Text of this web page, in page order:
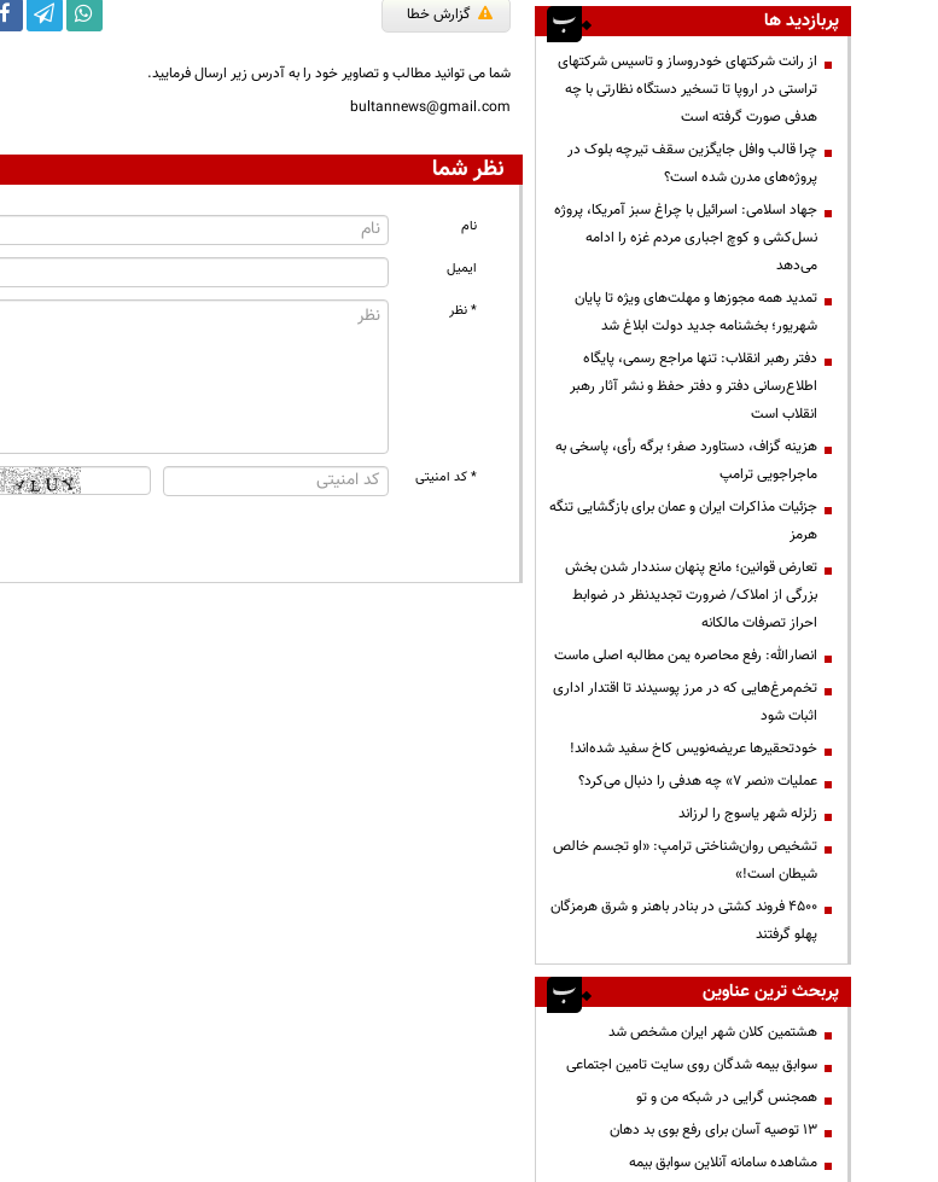
گزارش خطا
شما می توانید مطالب و تصاویر خود را به آدرس زیر ارسال فرمایید.
bultannews@gmail.com
نظر شما
نام
ایمیل
* نظر
* کد امنیتی
پربازدید ها
از رانت‌ شرکتهای خودروساز و تاسیس شرکتهای
تراستی در اروپا تا تسخیر دستگاه نظارتی با چه
هدفی صورت گرفته است
چرا قالب وافل جایگزین سقف تیرچه بلوک در
پروژه‌های مدرن شده است؟
جهاد اسلامی: اسرائیل با چراغ سبز آمریکا، پروژه
نسل‌کشی و کوچ اجباری مردم غزه را ادامه
می‌دهد
تمدید همه مجوزها و مهلت‌های ویژه تا پایان
شهریور؛ بخشنامه جدید دولت ابلاغ شد
دفتر رهبر انقلاب: تنها مراجع رسمی، پایگاه
اطلاع‌رسانی دفتر و دفتر حفظ و نشر آثار رهبر
انقلاب است
هزینه گزاف، دستاورد صفر؛ برگه رأی، پاسخی به
ماجراجویی ترامپ
جزئیات مذاکرات ایران و عمان برای بازگشایی تنگه
هرمز
تعارض قوانین؛ مانع پنهان سنددار شدن بخش
بزرگی از املاک/ ضرورت تجدیدنظر در ضوابط
احراز تصرفات مالکانه
انصارالله: رفع محاصره یمن مطالبه اصلی ماست
تخم‌مرغ‌هایی که در مرز پوسیدند تا اقتدار اداری
اثبات شود
خودتحقیرها عریضه‌نویس کاخ سفید شده‌اند!
عملیات «نصر ۷» چه هدفی را دنبال می‌کرد؟
زلزله شهر یاسوج را لرزاند
تشخیص روان‌شناختی ترامپ: «او تجسم خالص
شیطان است!»
۴۵۰۰ فروند کشتی در بنادر باهنر و شرق هرمزگان
پهلو گرفتند
پربحث ترین عناوین
هشتمین کلان شهر ایران مشخص شد
سوابق بیمه شدگان روی سایت تامین اجتماعی
همجنس گرایی در شبکه من و تو
13 توصیه آسان برای رفع بوی بد دهان
مشاهده سامانه آنلاين سوابق بیمه